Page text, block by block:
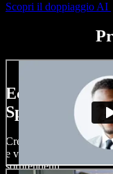
Scopri il doppiaggio AI
Ecco un
Speechify
Crea voice-over,
e video, clona la tua
sorprendenti.